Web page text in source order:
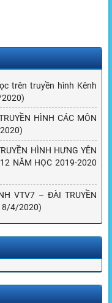
trên truyền hình Kênh
HÌNH CÁC MÔN
HÌNH HƯNG YÊN
NĂM HỌC 2019-2020
VTV7 – ĐÀI TRUYỀN
4/2020)